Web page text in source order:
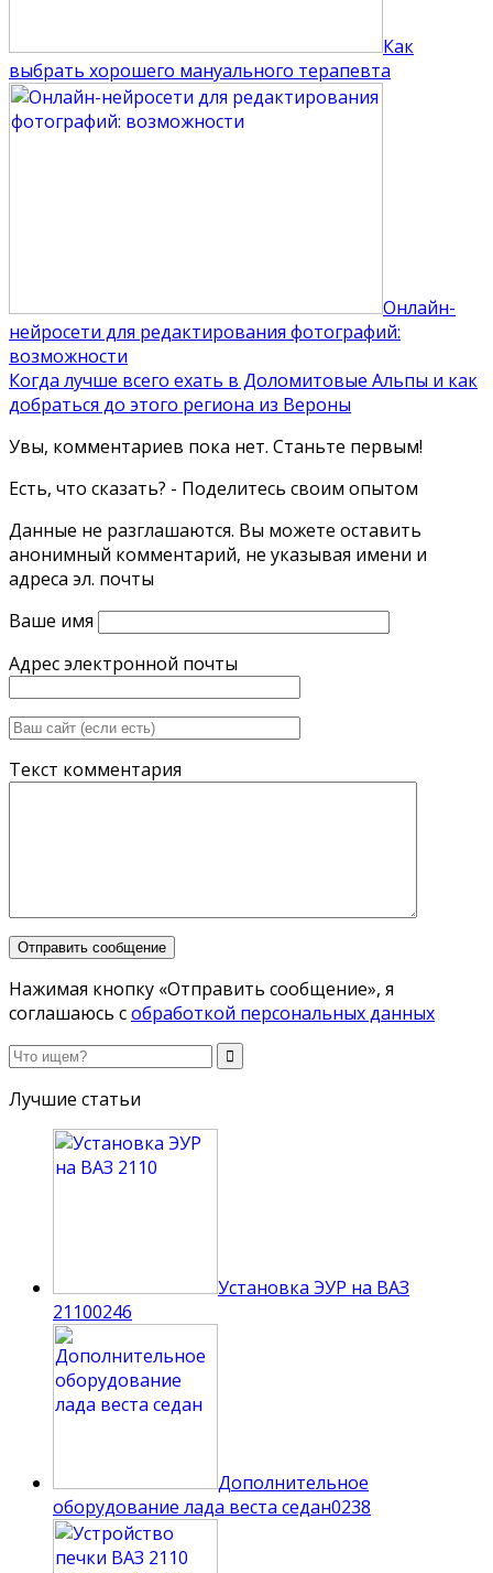
Как
выбрать хорошего мануального терапевта
Онлайн-
нейросети для редактирования фотографий:
возможности
Когда лучше всего ехать в Доломитовые Альпы и как
добраться до этого региона из Вероны
Увы, комментариев пока нет. Станьте первым!
Есть, что сказать? - Поделитесь своим опытом
Данные не разглашаются. Вы можете оставить
анонимный комментарий, не указывая имени и
адреса эл. почты
Ваше имя
Адрес электронной почты
Текст комментария
Нажимая кнопку «Отправить сообщение», я
соглашаюсь собработкой персональных данных
Лучшие статьи
Установка ЭУР на ВАЗ
21100246
Дополнительное
оборудование лада веста седан0238